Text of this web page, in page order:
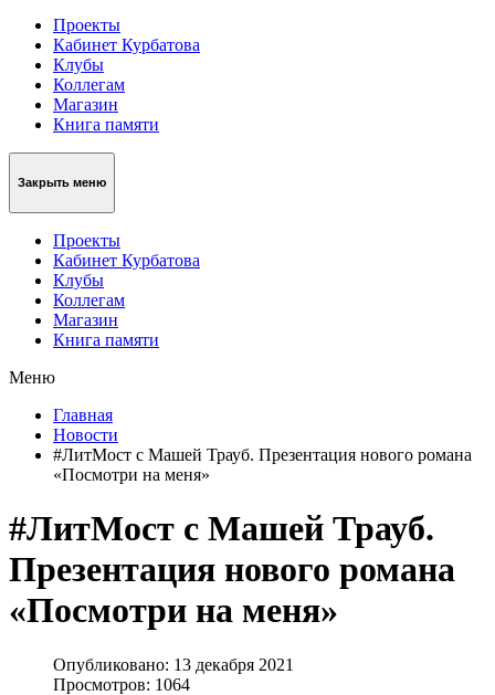
Проекты
Кабинет Курбатова
Клубы
Коллегам
Магазин
Книга памяти
Закрыть меню
Проекты
Кабинет Курбатова
Клубы
Коллегам
Магазин
Книга памяти
Меню
Главная
Новости
#ЛитМост с Машей Трауб. Презентация нового романа
«Посмотри на меня»
#ЛитМост с Машей Трауб.
Презентация нового романа
«Посмотри на меня»
Опубликовано: 13 декабря 2021
Просмотров: 1064